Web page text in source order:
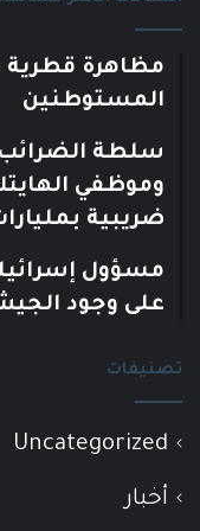
مظاهرة قطرية
المستوطنين
سلطة
وموظفي
ضريبية
مسؤول
على وجود
تصنيفات
Uncategorized
أخبار